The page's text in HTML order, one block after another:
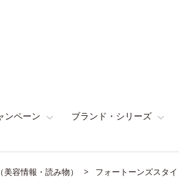
ンペーン ブランド・シリーズ
美容情報・読み物） フォートーンズスタ